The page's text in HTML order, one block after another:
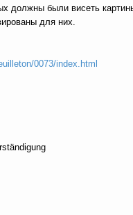
должны были висеть
для них.
0073/index.html